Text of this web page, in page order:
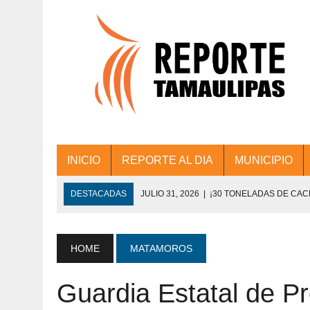
INICIO REPORTE AL DIA MUNICIPIO
DESTACADAS JULIO 31, 2026 | ¡30 TONELADAS DE
JULIO 30, 2026 | 💧🚰 ¡AGUA PARA LA COMUNIDAD!
JULIO 30, 2026 | ¡TRABAJO EN EQUIPO Y RESULTADOS!
HOME MATAMOROS
Guardia Estatal de